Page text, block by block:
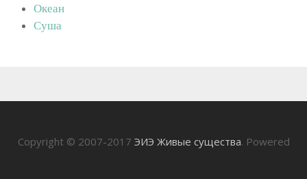
Океан
Суша
Copyright © 2007-2017 ЭИЭ Живые существа. Powered